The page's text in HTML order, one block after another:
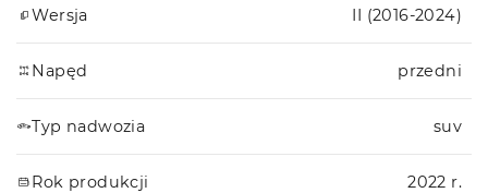
Wersja II (2016-2024)
Napęd przedni
Typ nadwozia suv
Rok produkcji 2022 r.